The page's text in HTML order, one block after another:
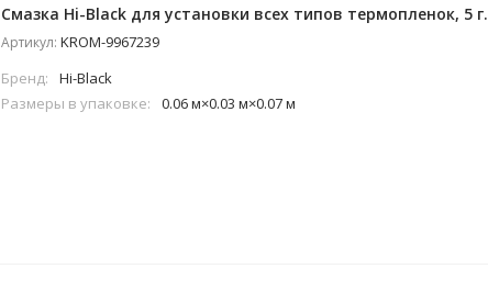
Смазка Hi-Black для установки всех типов термопленок, 5 г.
Артикул: KROM-9967239
Бренд:
Hi-Black
Размеры в упаковке:
0.06 м×0.03 м×0.07 м